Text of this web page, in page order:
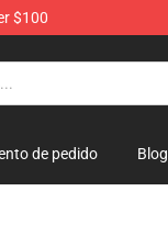
$100
de pedido Blog